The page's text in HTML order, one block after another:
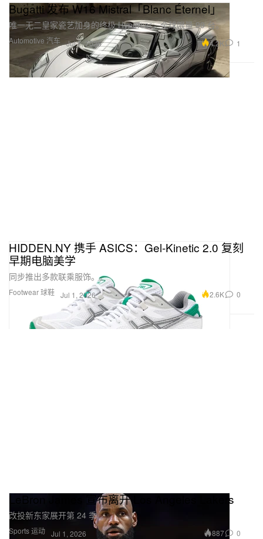
Automotive 汽车
Bugatti 发布 W16 Mistral「Blanc Éternel」
唯一无二皇家瓷艺加身的终极 Hypercar，全球限量 99 台。
Jul 1, 2026 4.2K 1
Footwear 球鞋
HIDDEN.NY 携手 ASICS：Gel-Kinetic 2.0 复刻
早期电脑美学
同步推出多款联乘服饰。。
Jul 1, 2026 2.6K 0
Sports 运动
LeBron James 宣布离开 Los Angeles Lakers
改投新东家展开第 24 季
Jul 1, 2026 887 0